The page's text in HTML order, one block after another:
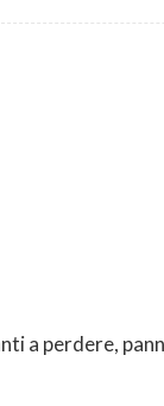
a perdere,